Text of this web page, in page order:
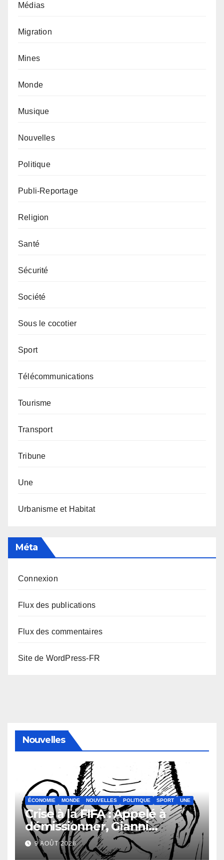
Médias
Migration
Mines
Monde
Musique
Nouvelles
Politique
Publi-Reportage
Religion
Santé
Sécurité
Société
Sous le cocotier
Sport
Télécommunications
Tourisme
Transport
Tribune
Une
Urbanisme et Habitat
Méta
Connexion
Flux des publications
Flux des commentaires
Site de WordPress-FR
Nouvelles
ÉCONOMIE MONDE NOUVELLES POLITIQUE SPORT UNE
Crise à la FIFA : Appelé à
démissionner, Gianni
Infantino vacille
9 AOÛT 2026